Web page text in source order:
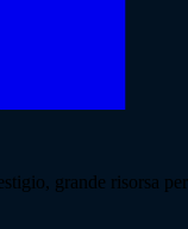
grande risorsa per